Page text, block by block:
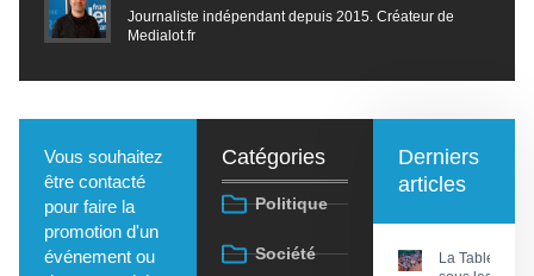
Journaliste indépendant depuis 2015. Créateur de
Medialot.fr
Vous souhaitez
être contacté
pour faire la
promotion d'un
événement ou
Catégories
Politique
Société
Derniers
articles
La Tablée